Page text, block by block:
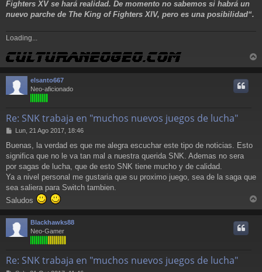
Fighters XV se hará realidad. De momento no sabemos si habrá un
nuevo parche de The King of Fighters XIV, pero es una posibilidad“.
Loading...
r
elsanto667
Neo-aficionado
Re: SNK trabaja en "muchos nuevos juegos de lucha"
M
n
s
a
j
Lun, 21 Ago 2017, 18:46
Buenas, la verdad es que me alegra escuchar este tipo de noticias. Esto
significa que no le va tan mal a nuestra querida SNK. Ademas no sera
por sagas de lucha, que de esto SNK tiene mucho y de calidad.
Ya a nivel personal me gustaria que su proximo juego, sea de la saga que
sea saliera para Switch tambien.
Saludos
r
Blackhawks88
Neo-Gamer
Re: SNK trabaja en "muchos nuevos juegos de lucha"